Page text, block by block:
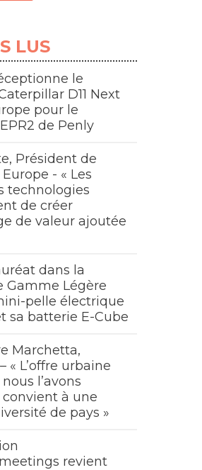
LUS
le
D11 Next
pour le
de Penly
Président de
- « Les
technologies
de créer
de valeur ajoutée
dans la
Gamme Légère
pelle électrique
sa batterie E-Cube
Marchetta,
« L’offre urbaine
l’avons
à une
de pays »
revient